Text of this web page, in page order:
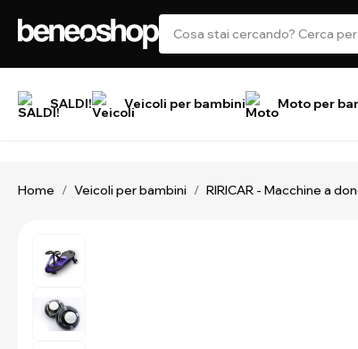
SALDI! Veicoli per bambini Moto per
Home / Veicoli per bambini / RIRICAR - Macchine a